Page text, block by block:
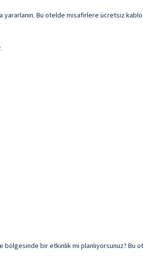
yararlanın. Bu otelde misafirlere ücretsiz
bir etkinlik mi planlıyorsunuz? Bu